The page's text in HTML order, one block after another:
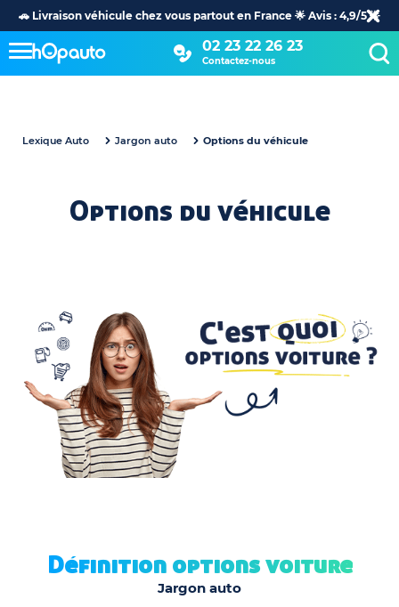
🚗 Livraison véhicule chez vous partout en France 🌟 Avis : 4,9/5 🌟
02 23 22 26 23
Contactez-nous
Lexique Auto Jargon auto Options du véhicule
Options du véhicule
Définition options voiture
Jargon auto